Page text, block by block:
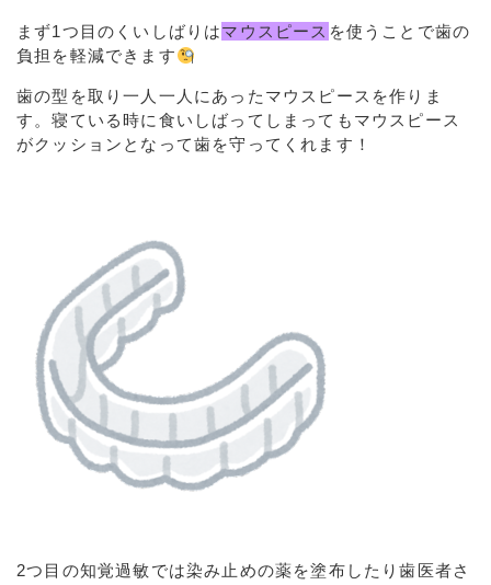
まず1つ目のくいしばりはマウスピース を使うことで歯の
負担を軽減できます
歯の型を取り一人一人にあったマウスピースを作りま
す。寝ている時に食いしばってしまってもマウスピース
がクッションとなって歯を守ってくれます！
2つ目の知覚過敏では染み止めの薬を塗布したり歯医者さ